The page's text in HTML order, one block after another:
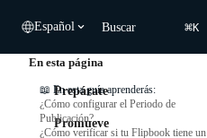
Español Buscar ⌘K
Prepárate
Promueve
En esta página
📖 En esta guía aprenderás:
¿Cómo configurar el Periodo de
Publicación?
¿Cómo verificar si tu Flipbook tiene un